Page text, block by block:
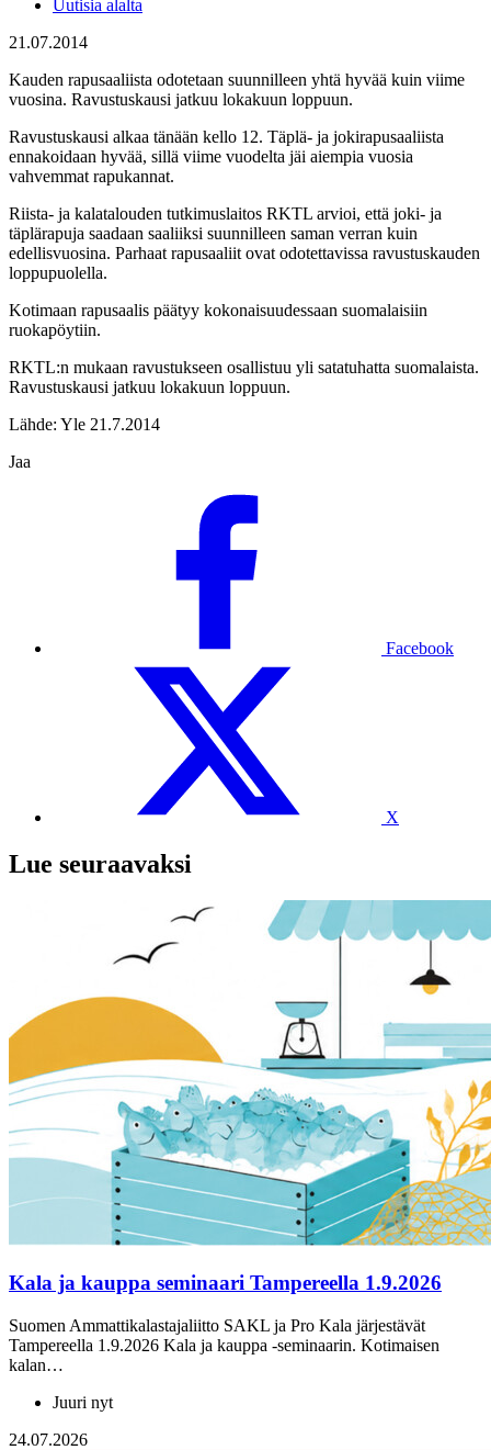
Uutisia alalta
21.07.2014
Kauden rapusaaliista odotetaan suunnilleen yhtä hyvää kuin viime
vuosina. Ravustuskausi jatkuu lokakuun loppuun.
Ravustuskausi alkaa tänään kello 12. Täplä- ja jokirapusaaliista
ennakoidaan hyvää, sillä viime vuodelta jäi aiempia vuosia
vahvemmat rapukannat.
Riista- ja kalatalouden tutkimuslaitos RKTL arvioi, että joki- ja
täplärapuja saadaan saaliiksi suunnilleen saman verran kuin
edellisvuosina. Parhaat rapusaaliit ovat odotettavissa ravustuskauden
loppupuolella.
Kotimaan rapusaalis päätyy kokonaisuudessaan suomalaisiin
ruokapöytiin.
RKTL:n mukaan ravustukseen osallistuu yli satatuhatta suomalaista.
Ravustuskausi jatkuu lokakuun loppuun.
Lähde: Yle 21.7.2014
Jaa
Facebook
X
Lue seuraavaksi
Kala ja kauppa seminaari Tampereella 1.9.2026
Suomen Ammattikalastajaliitto SAKL ja Pro Kala järjestävät
Tampereella 1.9.2026 Kala ja kauppa -seminaarin. Kotimaisen
kalan…
Juuri nyt
24.07.2026